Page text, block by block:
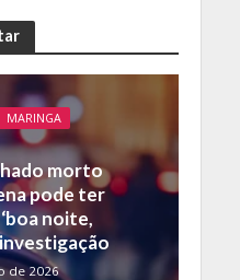
MARINGA
morto
pode ter
noite,
de 2026